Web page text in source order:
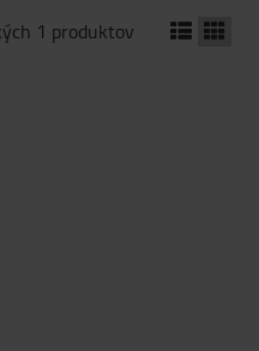
1 produktov